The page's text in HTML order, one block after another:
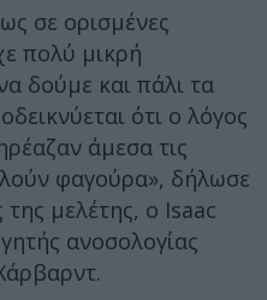
σε ορισμένες
πολύ μικρή
δούμε και πάλι τα
ότι ο λόγος
άμεσα τις
φαγούρα», δήλωσε
μελέτης, ο Isaac
ανοσολογίας